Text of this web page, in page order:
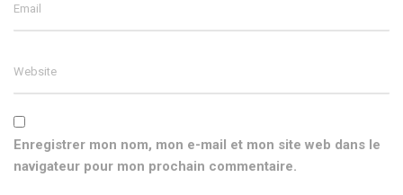
Enregistrer mon nom, mon e-mail et mon site web dans le
navigateur pour mon prochain commentaire.